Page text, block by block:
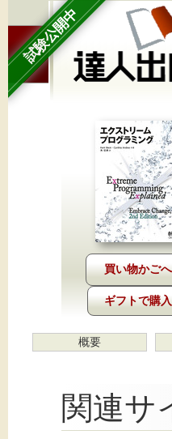
試験公開中
ギフトで購入
概要
関連サ